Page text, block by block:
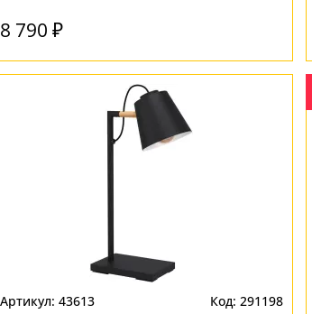
8 790 ₽
43613 291198